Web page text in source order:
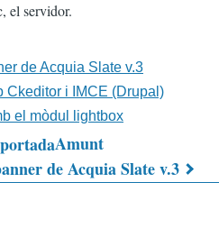
el servidor.
de Acquia Slate v.3
Ckeditor i IMCE (Drupal)
el mòdul lightbox
Amunt
de Acquia Slate v.3